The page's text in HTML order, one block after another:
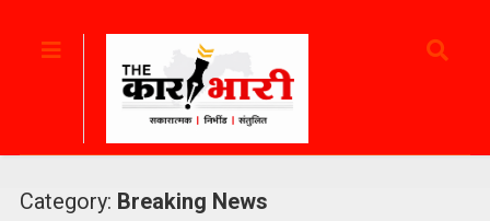
Category: Breaking News